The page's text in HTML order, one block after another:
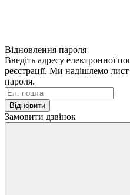
Відновлення пароля
Введіть адресу електронної
реєстрації. Ми надішлемо
пароля.
Відновити
Замовити дзвінок